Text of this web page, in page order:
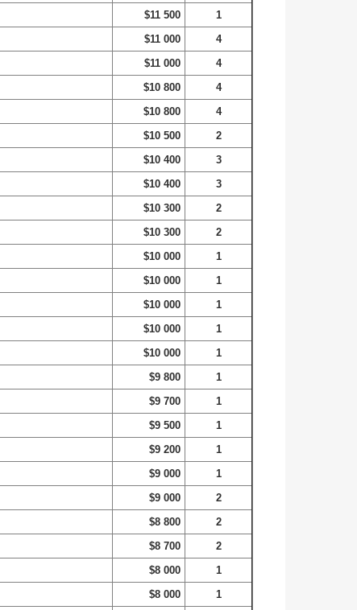
$11 500
1
$11 000
4
$11 000
4
$10 800
4
$10 800
4
$10 500
2
$10 400
3
$10 400
3
$10 300
2
$10 300
2
$10 000
1
$10 000
1
$10 000
1
$10 000
1
$10 000
1
$9 800
1
$9 700
1
$9 500
1
$9 200
1
$9 000
1
$9 000
2
$8 800
2
$8 700
2
$8 000
1
$8 000 1